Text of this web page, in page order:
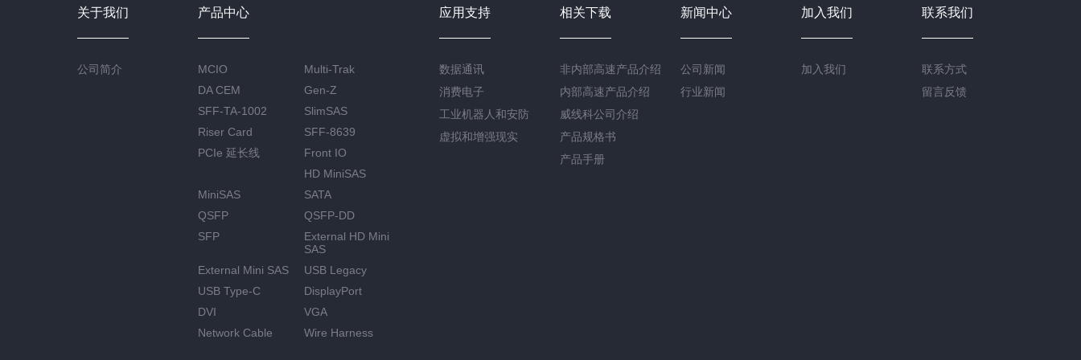
关于我们
公司简介
产品中心
MCIO
Multi-Trak
DA CEM
Gen-Z
SFF-TA-1002
SlimSAS
Riser Card
SFF-8639
PCIe 延长线
Front IO
HD MiniSAS
MiniSAS
SATA
QSFP
QSFP-DD
SFP
External HD Mini
SAS
External Mini SAS
USB Legacy
USB Type-C
DisplayPort
DVI
VGA
Network Cable
Wire Harness
应用支持
数据通讯
消费电子
工业机器人和安防
虚拟和增强现实
相关下载
非内部高速产品介绍
内部高速产品介绍
威线科公司介绍
产品规格书
产品手册
新闻中心
公司新闻
行业新闻
加入我们
加入我们
联系我们
联系方式
留言反馈